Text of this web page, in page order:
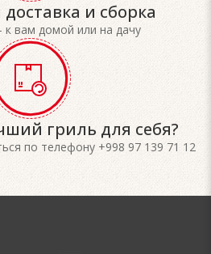
и сборка
к вам домой или на дачу
гриль для себя?
по телефону +998 97 139 71 12